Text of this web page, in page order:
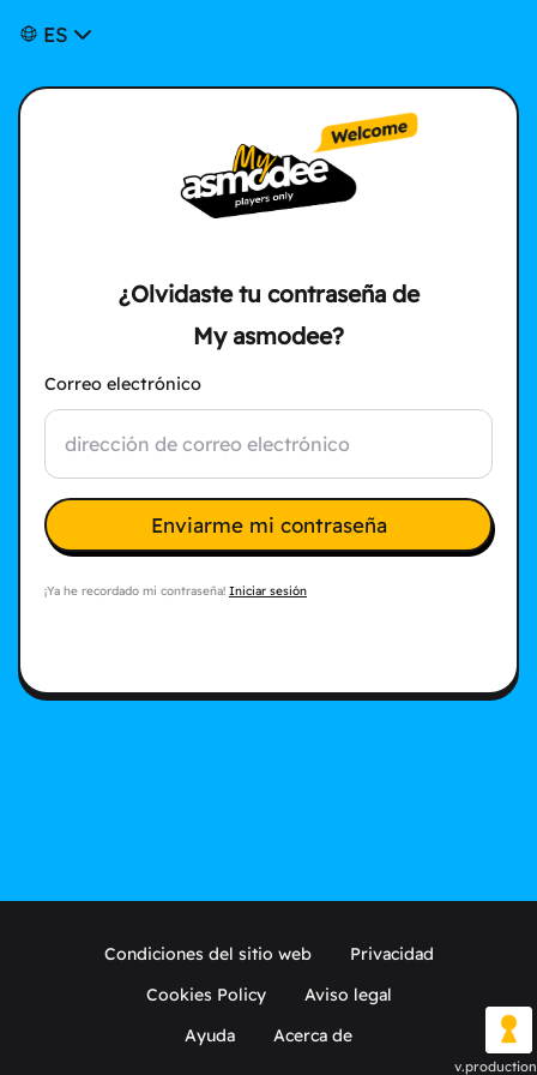
ES
¿Olvidaste tu contraseña de
My asmodee?
Correo electrónico
Enviarme mi contraseña
¡Ya he recordado mi contraseña! Iniciar sesión
Condiciones del sitio web
Privacidad
Cookies Policy
Aviso legal
Ayuda
Acerca de
v.production